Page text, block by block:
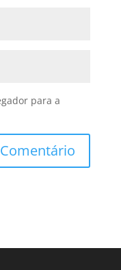
para a